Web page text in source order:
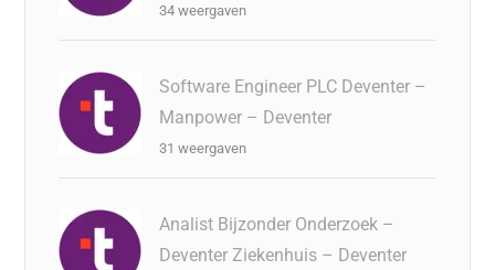
34 weergaven
Software Engineer PLC Deventer –
Manpower – Deventer
31 weergaven
Analist Bijzonder Onderzoek –
Deventer Ziekenhuis – Deventer